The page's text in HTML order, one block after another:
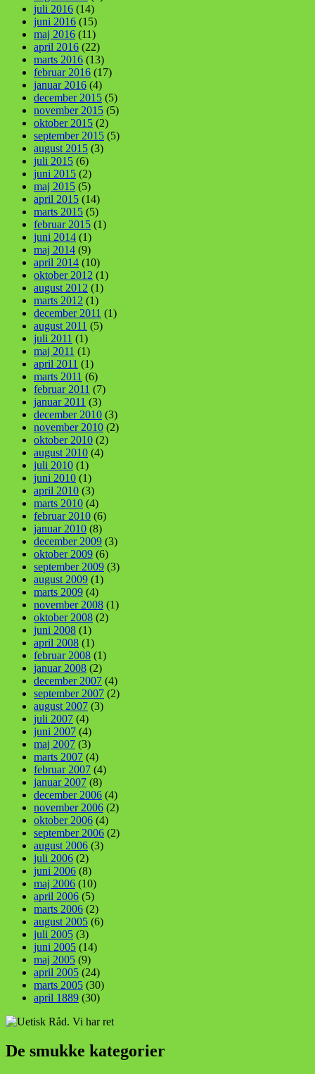
juli 2016 (14)
juni 2016 (15)
maj 2016 (11)
april 2016 (22)
marts 2016 (13)
februar 2016 (17)
januar 2016 (4)
december 2015 (5)
november 2015 (5)
oktober 2015 (2)
september 2015 (5)
august 2015 (3)
juli 2015 (6)
juni 2015 (2)
maj 2015 (5)
april 2015 (14)
marts 2015 (5)
februar 2015 (1)
juni 2014 (1)
maj 2014 (9)
april 2014 (10)
oktober 2012 (1)
august 2012 (1)
marts 2012 (1)
december 2011 (1)
august 2011 (5)
juli 2011 (1)
maj 2011 (1)
april 2011 (1)
marts 2011 (6)
februar 2011 (7)
januar 2011 (3)
december 2010 (3)
november 2010 (2)
oktober 2010 (2)
august 2010 (4)
juli 2010 (1)
juni 2010 (1)
april 2010 (3)
marts 2010 (4)
februar 2010 (6)
januar 2010 (8)
december 2009 (3)
oktober 2009 (6)
september 2009 (3)
august 2009 (1)
marts 2009 (4)
november 2008 (1)
oktober 2008 (2)
juni 2008 (1)
april 2008 (1)
februar 2008 (1)
januar 2008 (2)
december 2007 (4)
september 2007 (2)
august 2007 (3)
juli 2007 (4)
juni 2007 (4)
maj 2007 (3)
marts 2007 (4)
februar 2007 (4)
januar 2007 (8)
december 2006 (4)
november 2006 (2)
oktober 2006 (4)
september 2006 (2)
august 2006 (3)
juli 2006 (2)
juni 2006 (8)
maj 2006 (10)
april 2006 (5)
marts 2006 (2)
august 2005 (6)
juli 2005 (3)
juni 2005 (14)
maj 2005 (9)
april 2005 (24)
marts 2005 (30)
april 1889 (30)
De smukke kategorier